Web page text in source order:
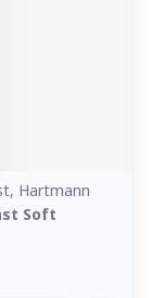
Hartmann
Soft